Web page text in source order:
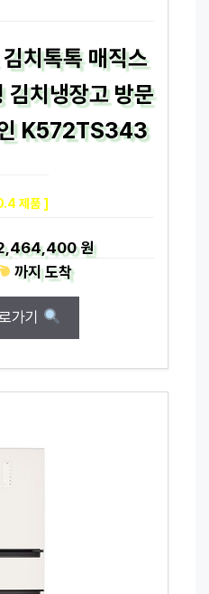
치톡톡 매직스
김치냉장고 방문
K572TS343
제품 ]
원
까지도착
가기